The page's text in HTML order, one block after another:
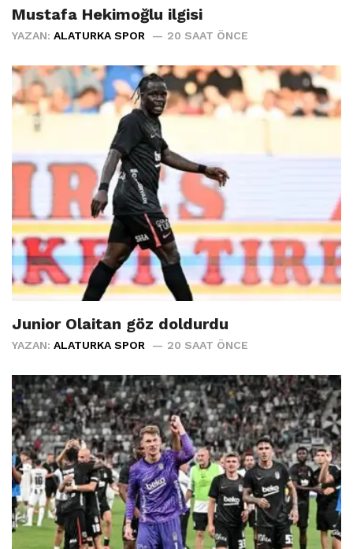
Mustafa Hekimoğlu ilgisi
YAZAN: ALATURKA SPOR 20 SAAT ÖNCE
Junior Olaitan göz doldurdu
YAZAN: ALATURKA SPOR 20 SAAT ÖNCE